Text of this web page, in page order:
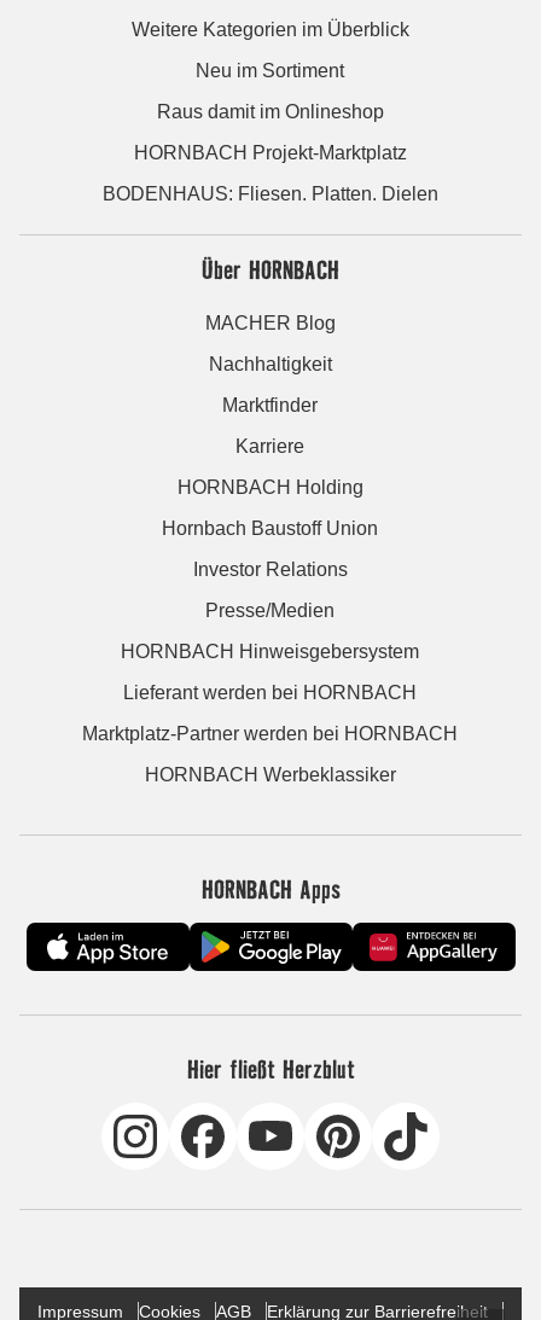
Weitere Kategorien im Überblick
Neu im Sortiment
Raus damit im Onlineshop
HORNBACH Projekt-Marktplatz
BODENHAUS: Fliesen. Platten. Dielen
Über HORNBACH
MACHER Blog
Nachhaltigkeit
Marktfinder
Karriere
HORNBACH Holding
Hornbach Baustoff Union
Investor Relations
Presse/Medien
HORNBACH Hinweisgebersystem
Lieferant werden bei HORNBACH
Marktplatz-Partner werden bei HORNBACH
HORNBACH Werbeklassiker
HORNBACH Apps
Hier fließt Herzblut
Impressum Cookies AGB Erklärung zur Barrierefreiheit